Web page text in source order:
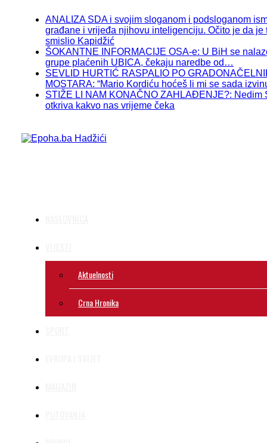
ANALIZA SDA i svojim sloganom i podsloganom
građane i vrijeđa njihovu inteligenciju. Očito je da je
smislio Kapidžić
ŠOKANTNE INFORMACIJE OSA-e: U BiH se
grupe plaćenih UBICA, čekaju naredbe od…
SEVLID HURTIĆ RASPALIO PO
MOSTARA: “Mario Kordiću hoćeš li mi se sada
STIŽE LI NAM KONAČNO ZAHLAĐENJE?: Nedim
otkriva kakvo nas vrijeme čeka
Aktuelnosti
Crna Hronika